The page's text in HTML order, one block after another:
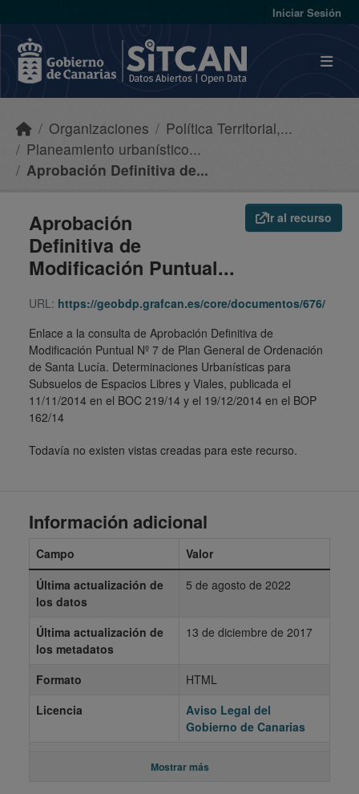
Iniciar Sesión
Organizaciones
Política Territorial,...
Planeamiento urbanístico...
Aprobación Definitiva de...
Ir al recurso
Aprobación
Definitiva de
Modificación Puntual...
URL: https://geobdp.grafcan.es/core/documentos/676/
Enlace a la consulta de Aprobación Definitiva de
Modificación Puntual Nº 7 de Plan General de Ordenación
de Santa Lucía. Determinaciones Urbanísticas para
Subsuelos de Espacios Libres y Viales, publicada el
11/11/2014 en el BOC 219/14 y el 19/12/2014 en el BOP
162/14
Todavía no existen vistas creadas para este recurso.
Información adicional
Campo
Valor
Última actualización de
los datos
5 de agosto de 2022
Última actualización de
los metadatos
13 de diciembre de 2017
Formato
HTML
Licencia
Aviso Legal del
Gobierno de Canarias
Mostrar más